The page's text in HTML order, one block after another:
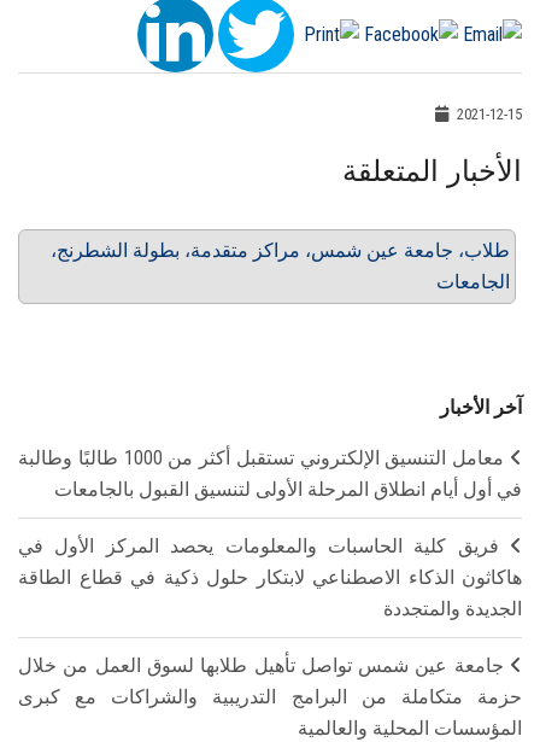
2021-12-15
الأخبار المتعلقة
طلاب، جامعة عين شمس، مراكز متقدمة، بطولة الشطرنج،
الجامعات
آخر الأخبار
معامل التنسيق الإلكتروني تستقبل أكثر من 1000 طالبًا وطالبة
في أول أيام انطلاق المرحلة الأولى لتنسيق القبول بالجامعات
فريق كلية الحاسبات والمعلومات يحصد المركز الأول في
هاكاثون الذكاء الاصطناعي لابتكار حلول ذكية في قطاع الطاقة
الجديدة والمتجددة
جامعة عين شمس تواصل تأهيل طلابها لسوق العمل من خلال
حزمة متكاملة من البرامج التدريبية والشراكات مع كبرى
المؤسسات المحلية والعالمية